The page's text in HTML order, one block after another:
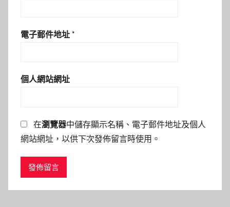
電子郵件地址 *
個人網站網址
在瀏覽器中儲存顯示名稱、電子郵件地址及個人
網站網址，以供下次發佈留言時使用。